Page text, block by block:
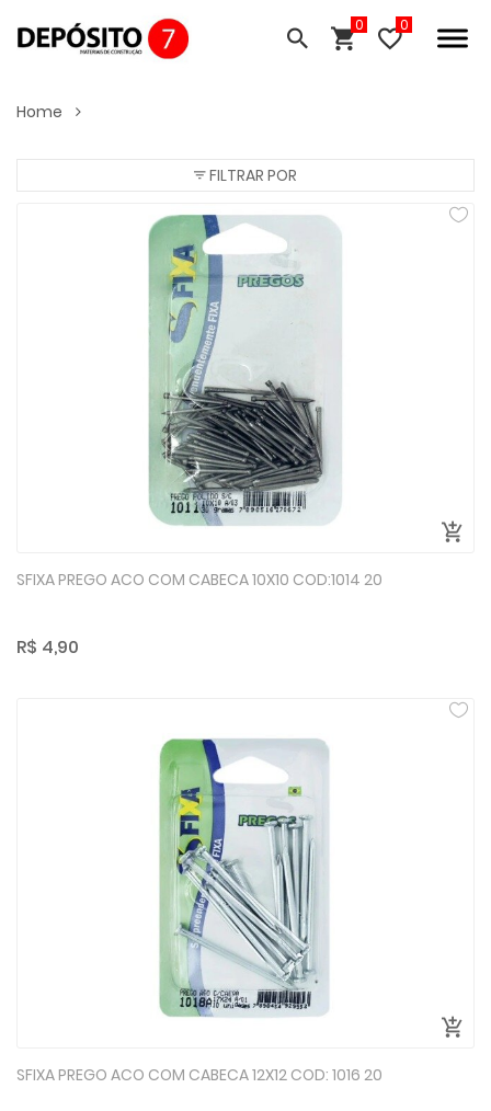
0
Home
FILTRAR POR
SFIXA PREGO ACO COM CABECA 10X10 COD:1014 20
R$ 4,90
SFIXA PREGO ACO COM CABECA 12X12 COD: 1016 20